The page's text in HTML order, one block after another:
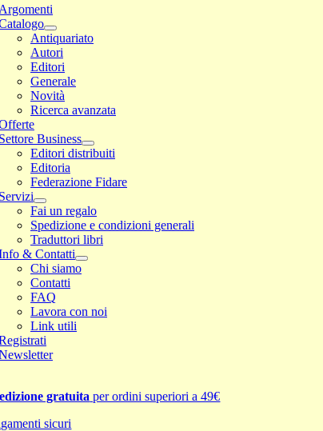
Antiquariato
Autori
Editori
Generale
Novità
Ricerca avanzata
Business
Editori distribuiti
Editoria
Federazione Fidare
Fai un regalo
Spedizione e condizioni generali
Traduttori libri
& Contatti
Chi siamo
Contatti
FAQ
Lavora con noi
Link utili
gratuita per ordini superiori a 49€
sicuri